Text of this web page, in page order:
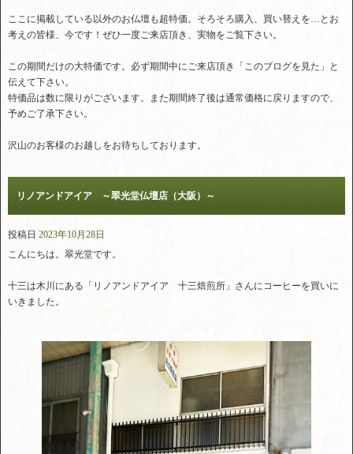
ここに掲載している以外のお仏壇も超特価。そろそろ購入、買い替えを…とお
考えの皆様、今です！ぜひ一度ご来店頂き、実物をご覧下さい。
この期間だけの大特価です。必ず期間中にご来店頂き「このブログを見た」と
伝えて下さい。
特価品は数に限りがございます。また期間終了後は通常価格に戻りますので、
予めご了承下さい。
沢山のお客様のお越しをお待ちしております。
リノアンドアイア ～翠光堂仏壇店（大阪）～
投稿日 2023年10月28日
こんにちは。翠光堂です。
十三は木川にある「リノアンドアイア 十三焙煎所」さんにコーヒーを買いに
いきました。